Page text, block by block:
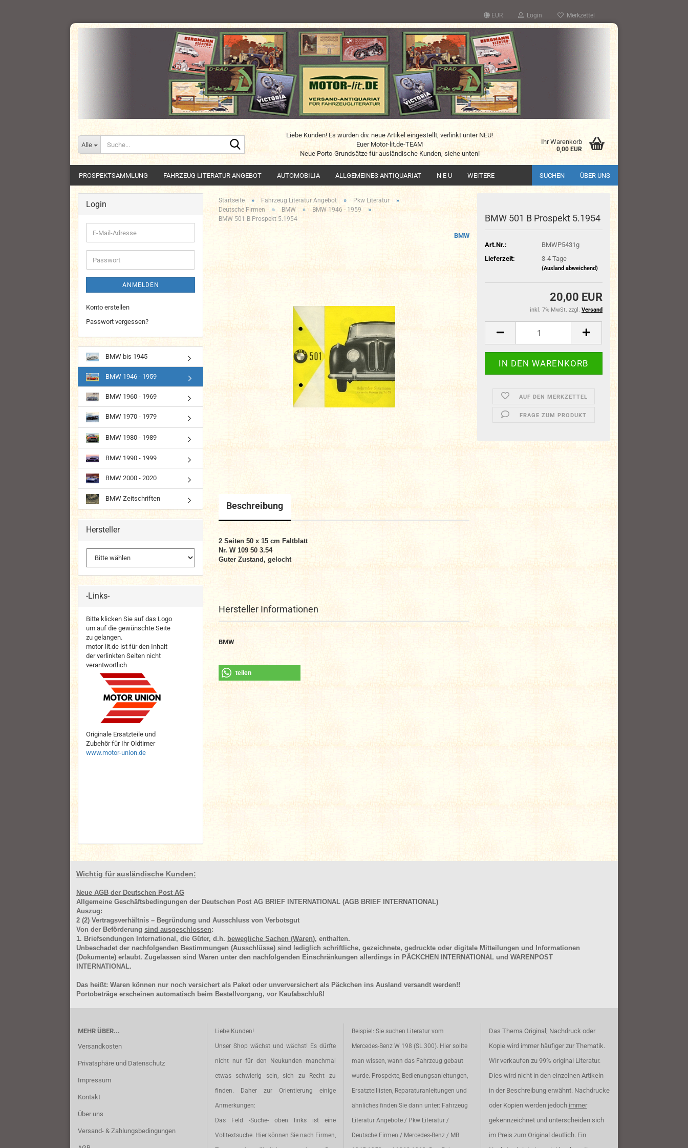
EUR Login Merkzettel
Alle
Suche...
Liebe Kunden! Es wurden div. neue Artikel eingestellt, verlinkt unter NEU!
Euer Motor-lit.de-TEAM
Neue Porto-Grundsätze für ausländische Kunden, siehe unten!
Ihr Warenkorb
0,00 EUR
PROSPEKTSAMMLUNG FAHRZEUG LITERATUR ANGEBOT AUTOMOBILIA ALLGEMEINES ANTIQUARIAT N E U SUCHEN ÜBER UNS
WEITERE
Startseite » Fahrzeug Literatur Angebot » Pkw Literatur »
Deutsche Firmen » BMW » BMW 1946 - 1959 »
BMW 501 B Prospekt 5.1954
BMW
BMW 501 B Prospekt 5.1954
Art.Nr.:
BMWP5431g
Lieferzeit:
3-4 Tage
(Ausland abweichend)
20,00 EUR
inkl. 7% MwSt. zzgl. Versand
AUF DEN MERKZETTEL
FRAGE ZUM PRODUKT
Beschreibung
2 Seiten 50 x 15 cm Faltblatt
Nr. W 109 50 3.54
Guter Zustand, gelocht
Hersteller Informationen
BMW
teilen
Login
E-
Mail-
Adresse
Passwort
ANMELDEN
Konto erstellen
Passwort vergessen?
BMW bis 1945
BMW 1946 - 1959
BMW 1960 - 1969
BMW 1970 - 1979
BMW 1980 - 1989
BMW 1990 - 1999
BMW 2000 - 2020
BMW Zeitschriften
Hersteller
-Links-
Bitte klicken Sie auf das Logo
um auf die gewünschte Seite
zu gelangen.
motor-lit.de ist für den Inhalt
der verlinkten Seiten nicht
verantwortlich
Originale Ersatzteile und
Zubehör für Ihr Oldtimer
www.motor-union.de
Wichtig für ausländische Kunden:
Neue AGB der Deutschen Post AG
Allgemeine Geschäftsbedingungen der Deutschen Post AG BRIEF INTERNATIONAL (AGB BRIEF INTERNATIONAL)
Auszug:
2 (2) Vertragsverhältnis – Begründung und Ausschluss von Verbotsgut
Von der Beförderung sind ausgeschlossen:
1. Briefsendungen International, die Güter, d.h. bewegliche Sachen (Waren), enthalten.
Unbeschadet der nachfolgenden Bestimmungen (Ausschlüsse) sind lediglich schriftliche, gezeichnete, gedruckte oder digitale Mitteilungen und Informationen
(Dokumente) erlaubt. Zugelassen sind Waren unter den nachfolgenden Einschränkungen allerdings in PÄCKCHEN INTERNATIONAL und WARENPOST
INTERNATIONAL.
Das heißt: Waren können nur noch versichert als Paket oder unverversichert als Päckchen ins Ausland versandt werden!!
Portobeträge erscheinen automatisch beim Bestellvorgang, vor Kaufabschluß!
MEHR ÜBER...
Versandkosten
Privatsphäre und Datenschutz
Impressum
Kontakt
Über uns
Versand- & Zahlungsbedingungen
Liebe Kunden!
Unser Shop wächst und wächst! Es dürfte
nicht nur für den Neukunden manchmal
etwas schwierig sein, sich zu Recht zu
finden. Daher zur Orientierung einige
Anmerkungen:
Das Feld -Suche- oben links ist eine
Volltextsuche. Hier können Sie nach Firmen,
Beispiel: Sie suchen Literatur vom
Mercedes-Benz W 198 (SL 300). Hier sollte
man wissen, wann das Fahrzeug gebaut
wurde. Prospekte, Bedienungsanleitungen,
Ersatzteillisten, Reparaturanleitungen und
ähnliches finden Sie dann unter: Fahrzeug
Literatur Angebote / Pkw Literatur /
Deutsche Firmen / Mercedes-Benz / MB
Das Thema Original, Nachdruck oder
Kopie wird immer häufiger zur Thematik.
Wir verkaufen zu 99% original Literatur.
Dies wird nicht in den einzelnen Artikeln
in der Beschreibung erwähnt. Nachdrucke
oder Kopien werden jedoch immer
gekennzeichnet und unterscheiden sich
im Preis zum Original deutlich. Ein